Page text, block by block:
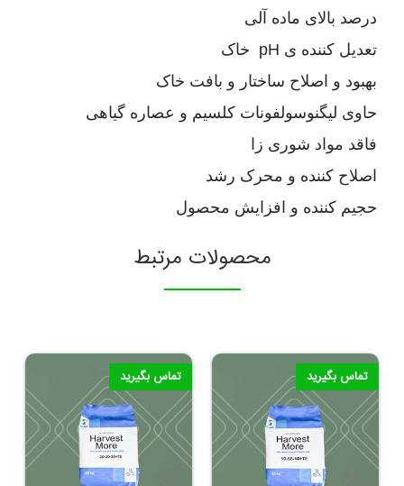
درصد بالای ماده آلی
تعدیل کننده ی pH خاک
بهبود و اصلاح ساختار و بافت خاک
حاوی لیگنوسولفونات کلسیم و عصاره گیاهی
فاقد مواد شوری زا
اصلاح کننده و محرک رشد
حجیم کننده و افزایش محصول
محصولات مرتبط
تماس بگیرید تماس بگیرید